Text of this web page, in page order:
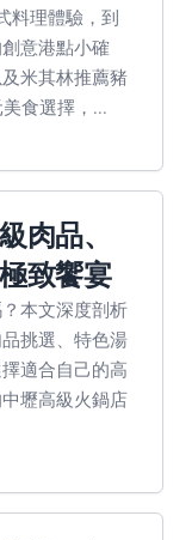
料理體驗，到
意港點小確
米其林推薦豬
食選擇，...
肉品、
致饗宴
本文深度剖析
挑選、特色湯
適合自己的高
壢高級火鍋店